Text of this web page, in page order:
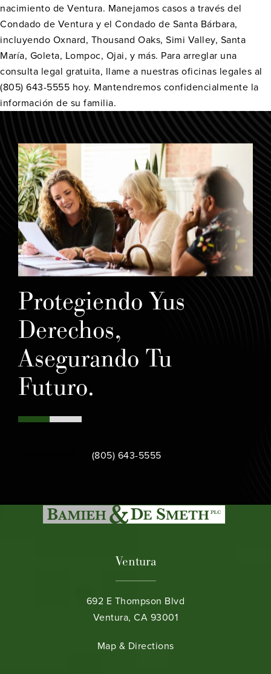
nacimiento de Ventura. Manejamos casos a través del
Condado de Ventura y el Condado de Santa Bárbara,
incluyendo Oxnard, Thousand Oaks, Simi Valley, Santa
María, Goleta, Lompoc, Ojai, y más. Para arreglar una
consulta legal gratuita, llame a nuestras oficinas legales al
(805) 643-5555 hoy. Mantendremos confidencialmente la
información de su familia.
Protegiendo Yus
Derechos,
Asegurando Tu
Futuro.
Call Bamieh & De Smeth on the phone at
(805) 643-5555
Ventura
692 E Thompson Blvd
Ventura, CA 93001
(opens in a new tab)
Map & Directions